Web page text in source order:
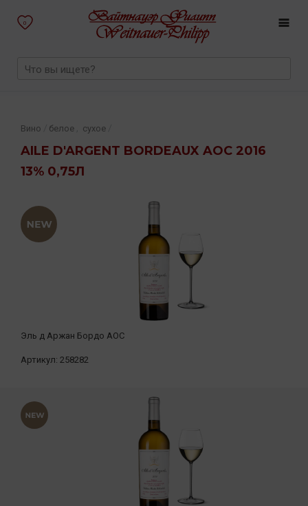
0
AILE D'ARGENT BORDEAUX AOC 2016
13% 0,75Л
Вино белое сухое
Эль д Аржан Бордо АОС
Артикул: 258282